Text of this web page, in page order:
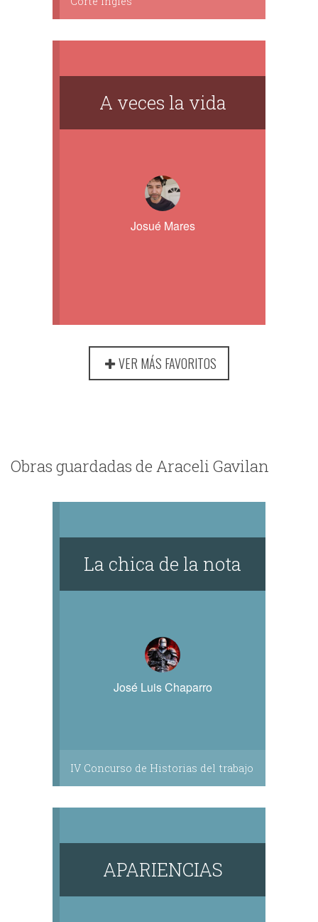
A veces la vida
Josué Mares
VER MÁS FAVORITOS
Obras guardadas de Araceli Gavilan
La chica de la nota
José Luis Chaparro
IV Concurso de Historias del trabajo
APARIENCIAS